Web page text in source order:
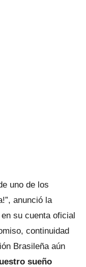
uno de los
anunció la
su cuenta oficial
continuidad
Brasileña aún
sueño